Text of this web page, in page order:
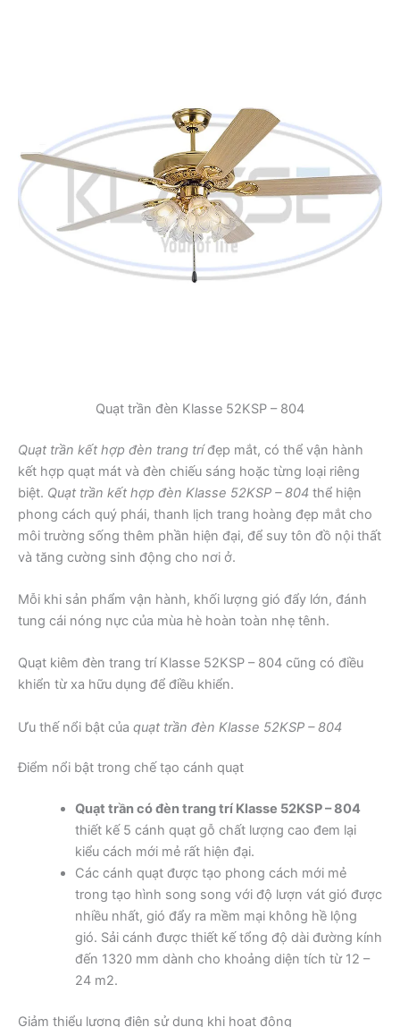
Quạt trần đèn Klasse 52KSP – 804
Quạt trần kết hợp đèn trang tríđẹp mắt, có thể vận hành
kết hợp quạt mát và đèn chiếu sáng hoặc từng loại riêng
biệt. Quạt trần kết hợp đèn Klasse 52KSP – 804 thể hiện
phong cách quý phái, thanh lịch trang hoàng đẹp mắt cho
môi trường sống thêm phần hiện đại, để suy tôn đồ nội thất
và tăng cường sinh động cho nơi ở.
Mỗi khi sản phẩm vận hành, khối lượng gió đẩy lớn, đánh
tung cái nóng nực của mùa hè hoàn toàn nhẹ tênh.
Quạt kiêm đèn trang trí Klasse 52KSP – 804 cũng có điều
khiển từ xa hữu dụng để điều khiển.
Ưu thế nổi bật của quạt trần đèn Klasse 52KSP – 804
Điểm nổi bật trong chế tạo cánh quạt
Quạt trần có đèn trang trí Klasse 52KSP – 804
thiết kế 5 cánh quạt gỗ chất lượng cao đem lại
kiểu cách mới mẻ rất hiện đại.
Các cánh quạt được tạo phong cách mới mẻ
trong tạo hình song song với độ lượn vát gió được
nhiều nhất, gió đẩy ra mềm mại không hề lộng
gió. Sải cánh được thiết kế tổng độ dài đường kính
đến 1320 mm dành cho khoảng diện tích từ 12 –
24 m2.
Giảm thiểu lượng điện sử dụng khi hoạt động